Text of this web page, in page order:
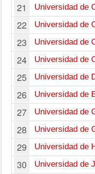
21 Universidad de
22 Universidad de
23 Universidad de
24 Universidad de
25 Universidad de
26 Universidad de
27 Universidad de
28 Universidad de
29 Universidad de
30 Universidad de